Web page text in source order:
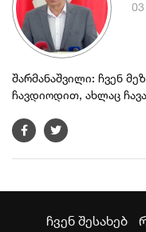
შარმანაშვილი: ჩვენ
ჩავდიოდით, ახლაც
ჩვენ შესახებ